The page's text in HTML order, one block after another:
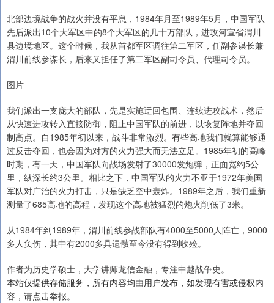
北部边境战争的战火并没有平息，1984年月至1989年5月，中国军队
先后派出10个大军区中的8个大军区的几十万部队，进攻河宣省渭川
县边境地区。这个时候，我从首都军区调往第二军区，任副参谋长兼
渭川前线参谋长，后来又担任了第二军区副司令员、代理司令员。
图片
我们派出一支庞大的部队，先是实施迂回包围、连续进攻战术，然后
从快速进攻转入直接防御，阻止中国军队的前进，以恢复阵地并夺回
制高点。自1985年初以来，战斗非常激烈。有些高地我们就算能够通
过反击夺回，也会因为对方的火力强大而无法立足。1985年初的高峰
时期，有一天，中国军队向战场发射了30000发炮弹，正面宽约5公
里，纵深长约3公里。相比之下，中国军队的火力不亚于1972年美国
军队对广治的火力打击，只是缺乏空中轰炸。1989年之后，我们重新
测量了685高地的高程，发现这个高地被猛烈的炮火削低了3米。
从1984年到1989年，渭川前线参战部队有4000至5000人阵亡，9000
多人负伤，其中有2000多具遗骸至今没有得到收殓。
作者为历史学硕士，大学讲师龙信金融，专注中越战争史。
本站仅提供存储服务，所有内容均由用户发布，如发现有害或侵权内
容，请点击举报。